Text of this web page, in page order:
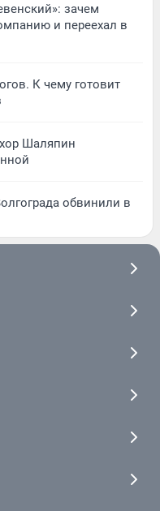
зачем
и переехал в
К чему готовит
Шаляпин
обвинили в